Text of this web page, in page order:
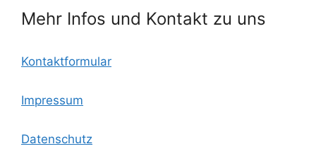
Mehr Infos und Kontakt zu uns
Kontaktformular
Impressum
Datenschutz